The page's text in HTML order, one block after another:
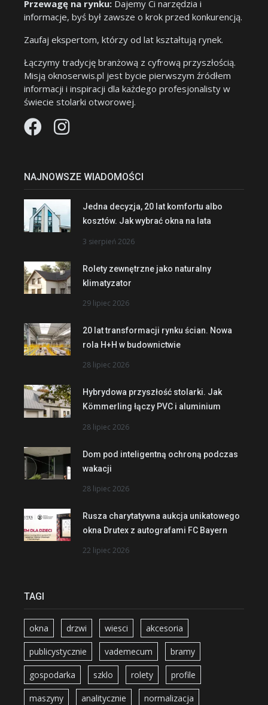
Przewagę na rynku: Dajemy Ci narzędzia i
informacje, byś był zawsze o krok przed konkurencją.
Zaufaj ekspertom, którzy od lat kształtują rynek.
Łączymy tradycję branżową z cyfrową przyszłością.
Misją oknoserwis.pl jest bycie pierwszym źródłem
informacji i inspiracji dla każdego profesjonalisty w
świecie stolarki otworowej.
NAJNOWSZE WIADOMOŚCI
Jedna decyzja, 20 lat komfortu albo
kosztów. Jak wybrać okna na lata
3 sierpień 2026
Rolety zewnętrzne jako naturalny
klimatyzator
29 lipiec 2026
20 lat transformacji rynku ścian. Nowa
rola H+H w budownictwie
28 lipiec 2026
Hybrydowa przyszłość stolarki. Jak
Kömmerling łączy PVC i aluminium
28 lipiec 2026
Dom pod inteligentną ochroną podczas
wakacji
28 lipiec 2026
Rusza charytatywna aukcja unikatowego
okna Drutex z autografami FC Bayern
22 lipiec 2026
TAGI
okna drzwi wiesci akcesoria
publicystycznie vademecum bramy
gospodarka szklo rolety profile
maszyny analitycznie normalizacja